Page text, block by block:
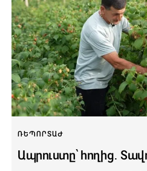
ՌԵՊՈՐՏԱԺ
Ապրուստը՝ հողից․